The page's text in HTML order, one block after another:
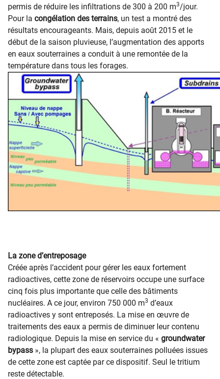
permis de réduire les infiltrations de 300 à 200 m3/jour.
Pour la congélation des terrains, un test a montré des
résultats encourageants. Mais, depuis ​​août 2015 et le
début de la saison pluvieuse, l’augmentation des apports
en eaux souterraines a conduit à une remontée de la
température dans tous les forages.
La zone d’entreposage
Créée après l’accident pour gérer les eaux fortement
radioactives, cette zone de réservoirs occupe une surface
cinq fois plus importante que celle des bâtiments
nucléaires. A ce jour, environ 750 000 m3 d’eaux
radioactives y sont entreposés. La mise en œuvre de
traitements des eaux a permis de diminuer leur contenu
radiologique. Depuis la mise en service du « groundwater
bypass », la plupart des eaux souterraines polluées issues
de cette zone est captée par ce dispositif. Seul le tritium
reste détectable.